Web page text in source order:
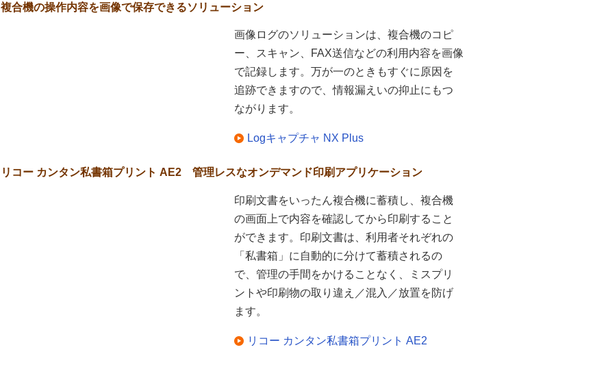
複合機の操作内容を画像で保存できるソリューション
画像ログのソリューションは、複合機のコピ
ー、スキャン、FAX送信などの利用内容を画像
で記録します。万が一のときもすぐに原因を
追跡できますので、情報漏えいの抑止にもつ
ながります。
Logキャプチャ NX Plus
リコー カンタン私書箱プリント AE2 管理レスなオンデマンド印刷アプリケーション
印刷文書をいったん複合機に蓄積し、複合機
の画面上で内容を確認してから印刷すること
ができます。印刷文書は、利用者それぞれの
「私書箱」に自動的に分けて蓄積されるの
で、管理の手間をかけることなく、ミスプリ
ントや印刷物の取り違え／混入／放置を防げ
ます。
リコー カンタン私書箱プリント AE2